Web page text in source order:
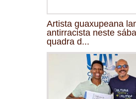
Artista guaxupeana
antirracista neste
quadra d...